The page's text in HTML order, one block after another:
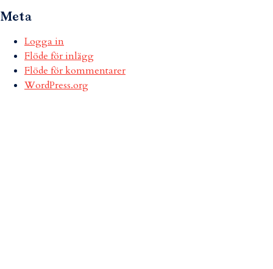
Meta
Logga in
Flöde för inlägg
Flöde för kommentarer
WordPress.org